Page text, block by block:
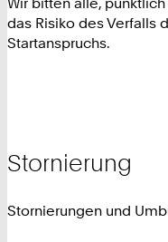
das Risiko des Verfalls
Startanspruchs.
Stornierung
Stornierungen und